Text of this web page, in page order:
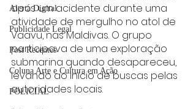
Alerta Digital
Publicidade Legal
Post Recentes
Coluna Arte e Cultura em Ação
POLICIAL
após um acidente durante uma
atividade de mergulho no atol de
Vaavu, nas Maldivas. O grupo
participava de uma exploração
submarina quando desapareceu,
levando ao início de buscas pelas
autoridades locais.